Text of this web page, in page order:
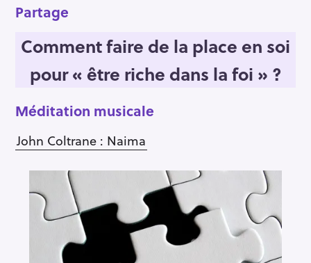
Partage
Comment faire de la place en soi
pour « être riche dans la foi » ?
Méditation musicale
John Coltrane : Naima